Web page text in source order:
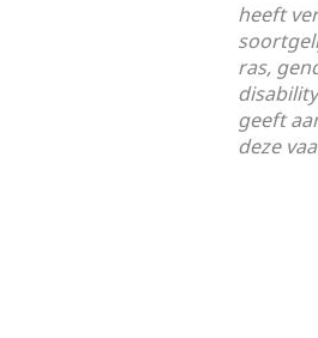
heeft
ras,
geeft
deze